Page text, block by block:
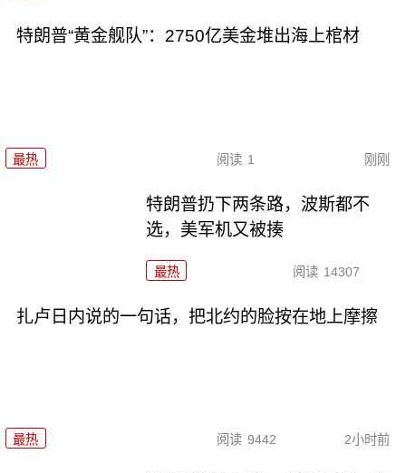
特朗普“黄金舰队”：2750亿美金堆出海上棺材
最热 阅读 1 刚刚
特朗普扔下两条路，波斯都不
选，美军机又被揍
最热 阅读 14307
扎卢日内说的一句话，把北约的脸按在地上摩擦
最热 阅读 9442 2小时前